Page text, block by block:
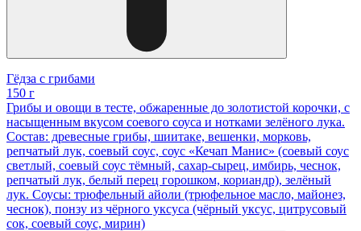
Гёдза с грибами
150 г
Грибы и овощи в тесте, обжаренные до золотистой корочки, с
насыщенным вкусом соевого соуса и нотками зелёного лука.
Состав: древесные грибы, шиитаке, вешенки, морковь,
репчатый лук, соевый соус, соус «Кечап Манис» (соевый соус
светлый, соевый соус тёмный, сахар-сырец, имбирь, чеснок,
репчатый лук, белый перец горошком, кориандр), зелёный
лук. Соусы: трюфельный айоли (трюфельное масло, майонез,
чеснок), понзу из чёрного уксуса (чёрный уксус, цитрусовый
сок, соевый соус, мирин)